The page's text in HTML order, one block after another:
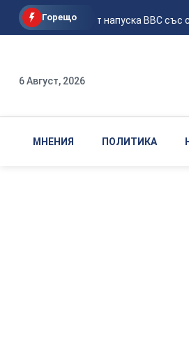
Горещо
Млад пилот напуска ВВС със
6 Август, 2026
МНЕНИЯ ПОЛИТИКА